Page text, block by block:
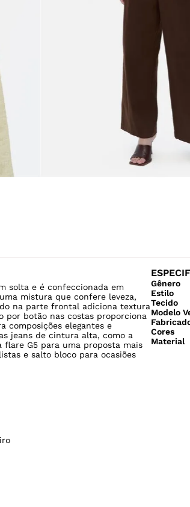
solta e é confeccionada em
mistura que confere leveza,
na parte frontal adiciona textura
por botão nas costas proporciona
composições elegantes e
jeans de cintura alta, como a
G5 para uma proposta mais
e salto bloco para ocasiões
Gênero
Estilo
Tecido
Modelo
Cores
Material